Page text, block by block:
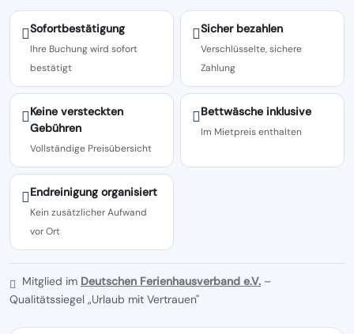
Sofortbestätigung
Ihre Buchung wird sofort
bestätigt
Sicher bezahlen
Verschlüsselte, sichere
Zahlung
Keine versteckten
Gebühren
Vollständige Preisübersicht
Bettwäsche inklusive
Im Mietpreis enthalten
Endreinigung organisiert
Kein zusätzlicher Aufwand
vor Ort
Mitglied im Deutschen Ferienhausverband e.V. –
Qualitätssiegel „Urlaub mit Vertrauen"